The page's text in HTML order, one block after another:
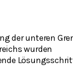
der unteren
wurden